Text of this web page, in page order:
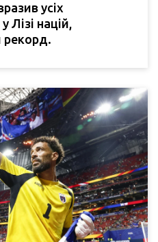
усіх
Лізі націй,
рекорд.